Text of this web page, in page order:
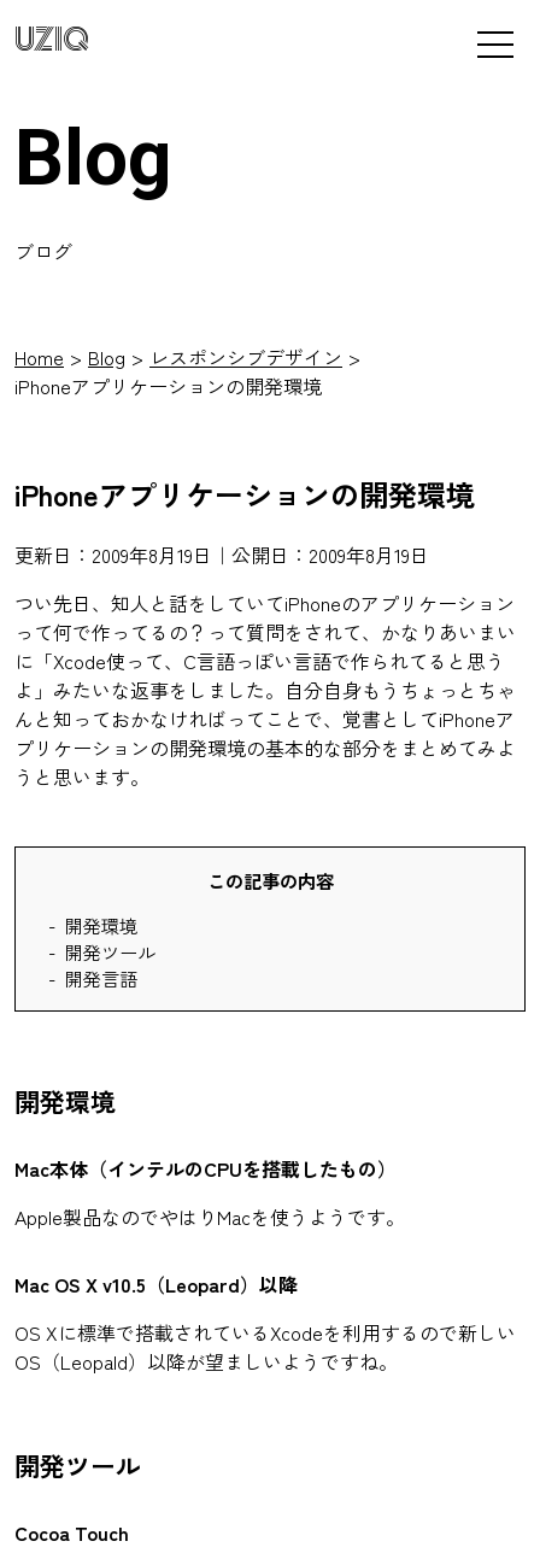
UZIQ
Blog
ブログ
Home Blog
レスポンシブデザイン
iPhoneアプリケーションの開発環境
iPhoneアプリケーションの開発環境
更新日：2009年8月19日｜公開日：2009年8月19日
つい先日、知人と話をしていてiPhoneのアプリケーション
って何で作ってるの？って質問をされて、かなりあいまい
に「Xcode使って、C言語っぽい言語で作られてると思う
よ」みたいな返事をしました。自分自身もうちょっとちゃ
んと知っておかなければってことで、覚書としてiPhoneア
プリケーションの開発環境の基本的な部分をまとめてみよ
うと思います。
この記事の内容
開発環境
開発ツール
開発言語
開発環境
Mac本体（インテルのCPUを搭載したもの）
Apple製品なのでやはりMacを使うようです。
Mac OS X v10.5（Leopard）以降
OS Xに標準で搭載されているXcodeを利用するので新しい
OS（Leopald）以降が望ましいようですね。
開発ツール
Cocoa Touch